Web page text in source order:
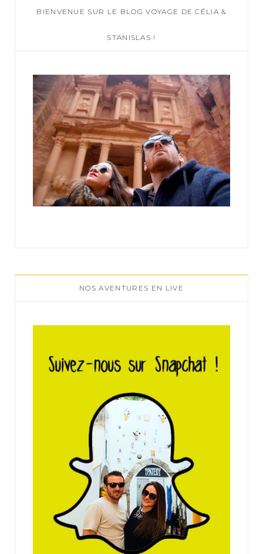
h
:
BIENVENUE SUR LE BLOG VOYAGE DE CÉLIA &
STANISLAS !
NOS AVENTURES EN LIVE